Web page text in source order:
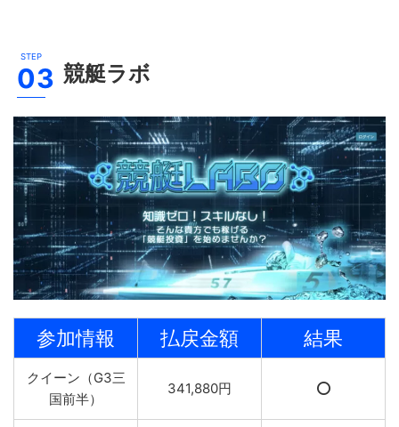
競艇ラボ
参加情報 払戻金額 結果
クイーン（G3三
国前半）
341,880円 ⭕️